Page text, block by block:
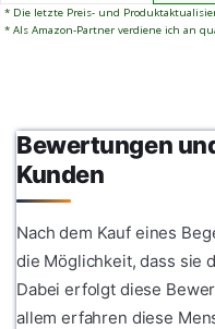
* Die letzte Preis- und
* Als Amazon-Partner verdiene ich an
Bewertungen
Kunden
Nach dem Kauf eines
die Möglichkeit, dass sie
Dabei erfolgt diese
allem erfahren diese